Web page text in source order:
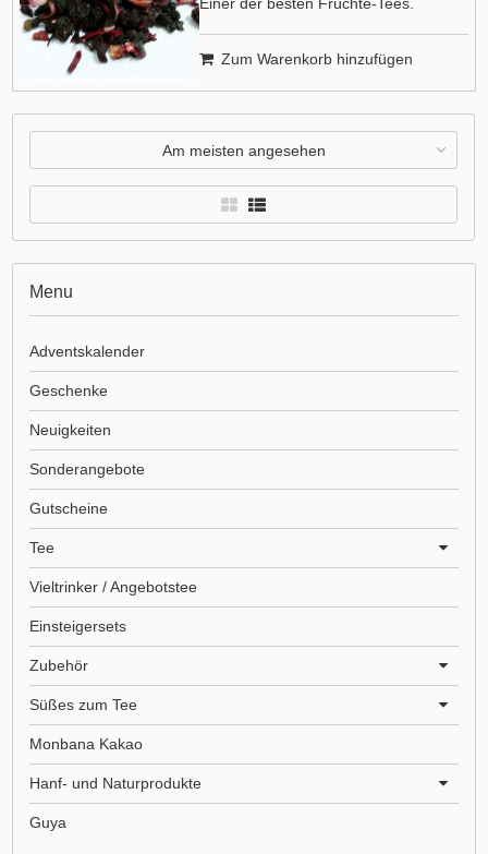
Zum Warenkorb hinzufügen
Am meisten angesehen
Menu
Adventskalender
Geschenke
Neuigkeiten
Sonderangebote
Gutscheine
Tee
Vieltrinker / Angebotstee
Einsteigersets
Zubehör
Süßes zum Tee
Monbana Kakao
Hanf- und Naturprodukte
Guya